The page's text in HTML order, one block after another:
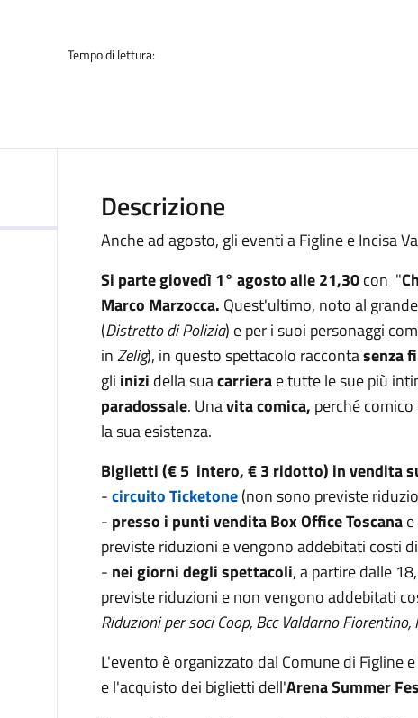
Tempo di lettura:
Descrizione
Anche ad agosto, gli eventi a Figline e Incisa
Si parte giovedì 1° agosto alle 21,30con "
Marco Marzocca. Quest'ultimo, noto al
(Distretto di Polizia) e per i suoi personaggi
inZelig), in questo spettacolo raccontasenza
gli inizi della suacarrierae tutte le sue più
paradossale. Unavita comica, perché
la sua esistenza.
Biglietti (€ 5 intero, € 3 ridotto) in vendita
-circuito Ticketone(non sono previste
- presso i punti vendita Box Office Toscana
previste riduzioni e vengono addebitati costi
- nei giorni degli spettacoli, a partire dalle
previste riduzioni e non vengono addebitati
Riduzioni per soci Coop, Bcc Valdarno
L'evento è organizzato dal Comune di Figline
e l'acquisto dei biglietti dell'Arena Summer